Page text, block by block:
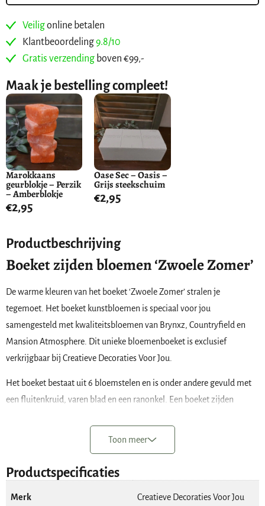
Veiligonline betalen
Klantbeoordeling9.8/10
Gratis verzendingboven €99,-
Productbeschrijving
Boeket zijden bloemen ‘Zwoele Zomer’
De warme kleuren van het boeket ‘Zwoele Zomer’ stralen je
tegemoet. Het boeket kunstbloemen is speciaal voor jou
samengesteld met kwaliteitsbloemen van Brynxz, Countryfield en
Mansion Atmosphere. Dit unieke bloemenboeket is exclusief
verkrijgbaar bij Creatieve Decoraties Voor Jou.
Het boeket bestaat uit 6 bloemstelen en is onder andere gevuld met
een fluitenkruid, varen blad en een ranonkel. Een boeket zijden
lengte van de tak bloemen eenvoudig aanpassen op je vaas door hem
om te buigen of af te knippen met een scherpe tang. Heeft je vaas een
Toon meer
Productspecificaties
Merk Creatieve Decoraties Voor Jou
Maak je bestelling compleet!
Marokkaans
geurblokje – Perzik
– Amberblokje
€2,95
Oase Sec – Oasis –
Grijs steekschuim
€2,95